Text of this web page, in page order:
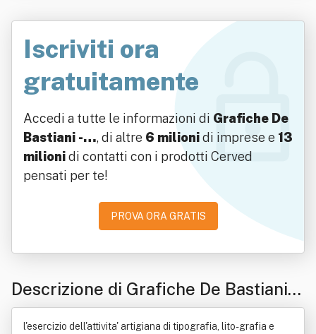
Iscriviti ora
gratuitamente
Accedi a tutte le informazioni di Grafiche De
Bastiani -…, di altre 6 milionidi imprese e 13
milionidi contatti con i prodotti Cerved
pensati per te!
PROVA ORA GRATIS
Descrizione di Grafiche De Bastiani -
S.n.c. Di De Bastiani A & C.
l'esercizio dell'attivita' artigiana di tipografia, lito- grafia e